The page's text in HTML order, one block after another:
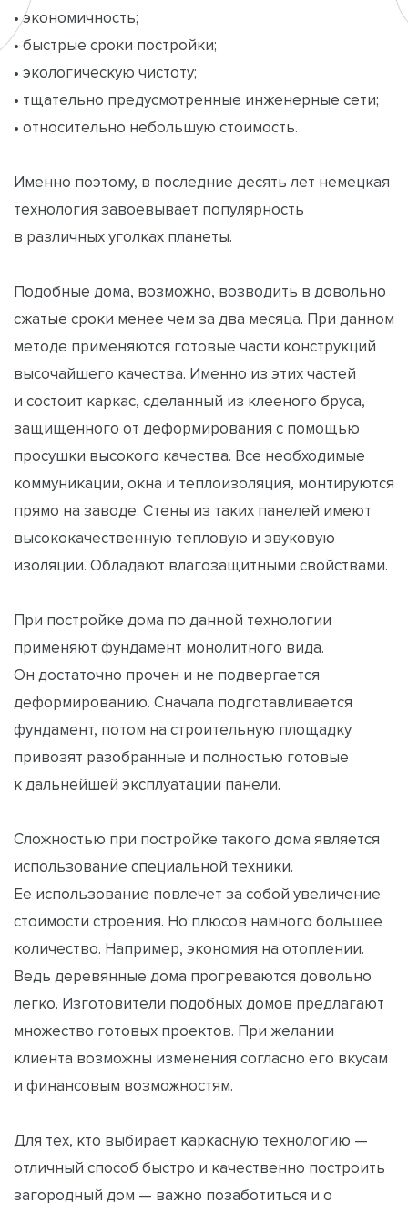
• экономичность;
• быстрые сроки постройки;
• экологическую чистоту;
• тщательно предусмотренные инженерные сети;
• относительно небольшую стоимость.
Именно поэтому, в последние десять лет немецкая
технология завоевывает популярность
в различных уголках планеты.
Подобные дома, возможно, возводить в довольно
сжатые сроки менее чем за два месяца. При данном
методе применяются готовые части конструкций
высочайшего качества. Именно из этих частей
и состоит каркас, сделанный из клееного бруса,
защищенного от деформирования с помощью
просушки высокого качества. Все необходимые
коммуникации, окна и теплоизоляция, монтируются
прямо на заводе. Стены из таких панелей имеют
высококачественную тепловую и звуковую
изоляции. Обладают влагозащитными свойствами.
При постройке дома по данной технологии
применяют фундамент монолитного вида.
Он достаточно прочен и не подвергается
деформированию. Сначала подготавливается
фундамент, потом на строительную площадку
привозят разобранные и полностью готовые
к дальнейшей эксплуатации панели.
Сложностью при постройке такого дома является
использование специальной техники.
Ее использование повлечет за собой увеличение
стоимости строения. Но плюсов намного большее
количество. Например, экономия на отоплении.
Ведь деревянные дома прогреваются довольно
легко. Изготовители подобных домов предлагают
множество готовых проектов. При желании
клиента возможны изменения согласно его вкусам
и финансовым возможностям.
Для тех, кто выбирает каркасную технологию —
отличный способ быстро и качественно построить
загородный дом — важно позаботиться и о